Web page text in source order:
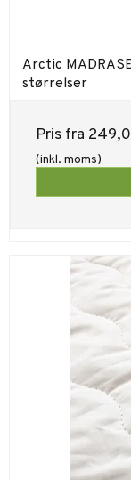
Arctic
størrelser
Pris fra
(inkl. moms)